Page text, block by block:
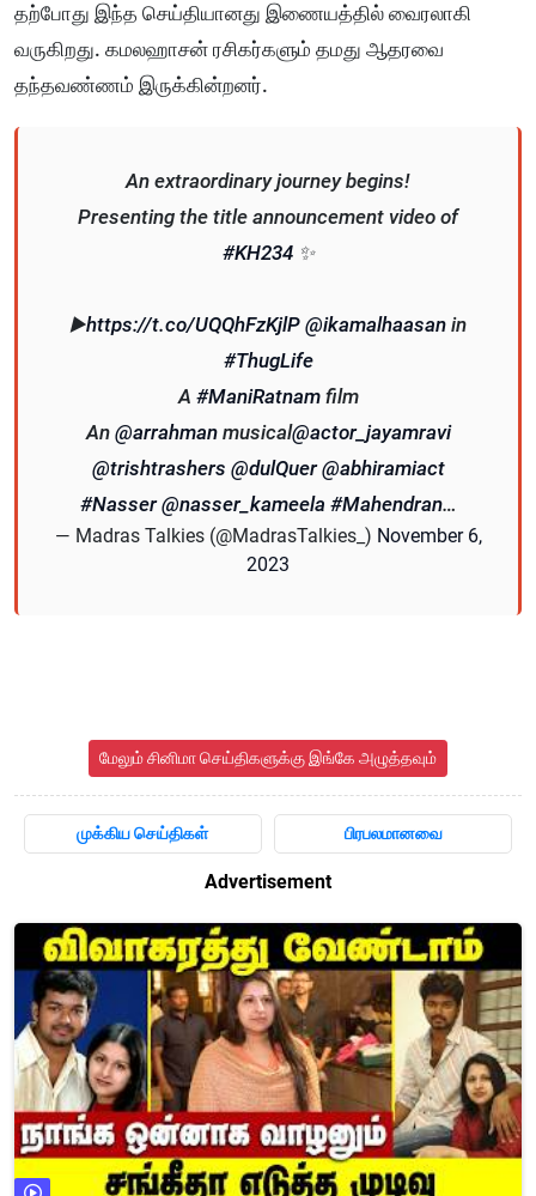
தற்போது இந்த செய்தியானது இணையத்தில் வைரலாகி
வருகிறது. கமலஹாசன் ரசிகர்களும் தமது ஆதரவை
தந்தவண்ணம் இருக்கின்றனர்.
An extraordinary journey begins!
Presenting the title announcement video of
#KH234✨
▶️https://t.co/UQQhFzKjlP @ikamalhaasan in
#ThugLife
A #ManiRatnamfilm
An @arrahmanmusical@actor_jayamravi
@trishtrashers @dulQuer @abhiramiact
#Nasser @nasser_kameela #Mahendran…
— Madras Talkies (@MadrasTalkies_) November 6,
2023
மேலும் சினிமா செய்திகளுக்கு இங்கே அழுத்தவும்
முக்கிய செய்திகள் பிரபலமானவை
Advertisement